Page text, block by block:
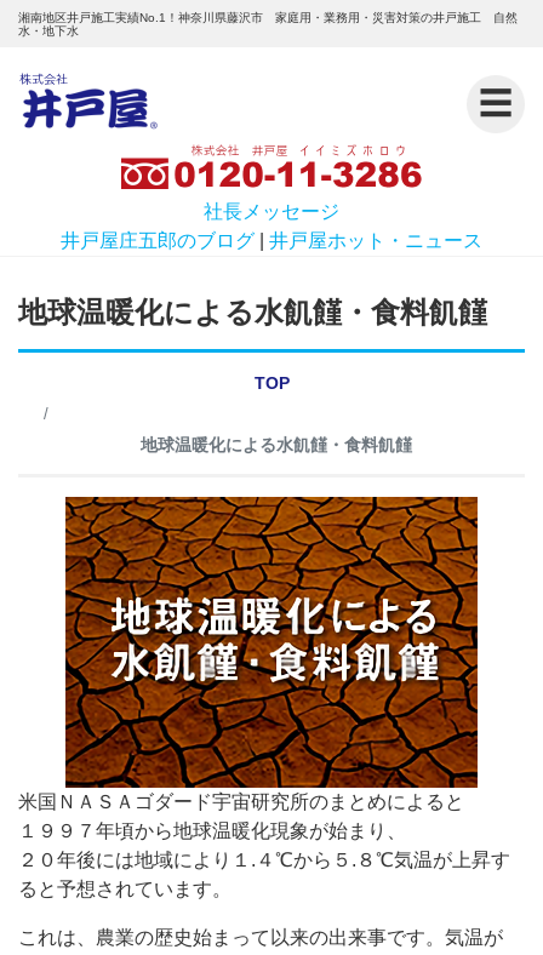
湘南地区井戸施工実績No.1！神奈川県藤沢市 家庭用・業務用・災害対策の井戸施工 自然
水・地下水
☰
社長メッセージ
井戸屋庄五郎のブログ
井戸屋ホット・ニュース
地球温暖化による水飢饉・食料飢饉
TOP
地球温暖化による水飢饉・食料飢饉
米国ＮＡＳＡゴダード宇宙研究所のまとめによると
１９９７年頃から地球温暖化現象が始まり、
２０年後には地域により１.４℃から５.８℃気温が上昇す
ると予想されています。
これは、農業の歴史始まって以来の出来事です。気温が